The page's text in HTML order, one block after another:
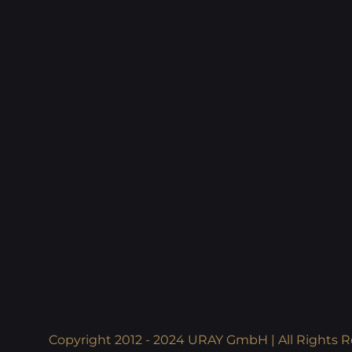
Copyright 2012 - 2024 URAY GmbH | All Rights